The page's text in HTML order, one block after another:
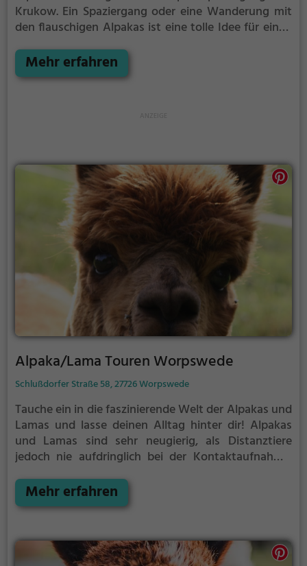
Krukow. Ein Spaziergang oder eine Wanderung mit
den flauschigen Alpakas ist eine tolle Idee für einen
Familie. Die kuscheligen Tiere strahlen eine
unheimliche Ruhe aus und werden daher auch
Mehr erfahren
Alpaka/Lama Touren Worpswede
Schlußdorfer Straße 58, 27726 Worpswede
Tauche ein in die faszinierende Welt der Alpakas und
Lamas und lasse deinen Alltag hinter dir! Alpakas
und Lamas sind sehr neugierig, als Distanztiere
jedoch nie aufdringlich bei der Kontaktaufnahme.
meisten Menschen wohl den Wunsch wecken, sie
ausgiebig zu streicheln, mögen sie es meist nicht
Mehr erfahren